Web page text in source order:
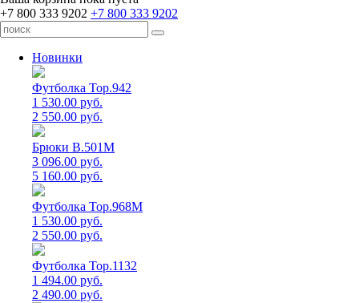
+7 800 333 9202 +7 800 333 9202
Новинки
Футболка Top.942
1 530.00 руб.
2 550.00 руб.
Брюки B.501M
3 096.00 руб.
5 160.00 руб.
Футболка Top.968M
1 530.00 руб.
2 550.00 руб.
Футболка Top.1132
1 494.00 руб.
2 490.00 руб.